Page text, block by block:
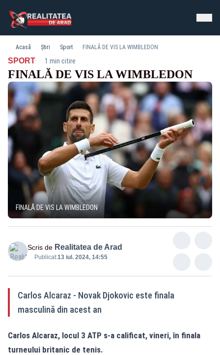
Acasă Știri Sport FINALĂ DE VIS LA WIMBLEDON
SPORT· 1 min citire
FINALĂ DE VIS LA WIMBLEDON
FINALĂ DE VIS LA WIMBLEDON
Scris de Realitatea de Arad
Publicat:13 iul. 2024, 14:55
Carlos Alcaraz - Novak Djokovic este finala
masculină din acest an
Carlos Alcaraz, locul 3 ATP s-a calificat, vineri, în finala
turneului britanic de tenis.